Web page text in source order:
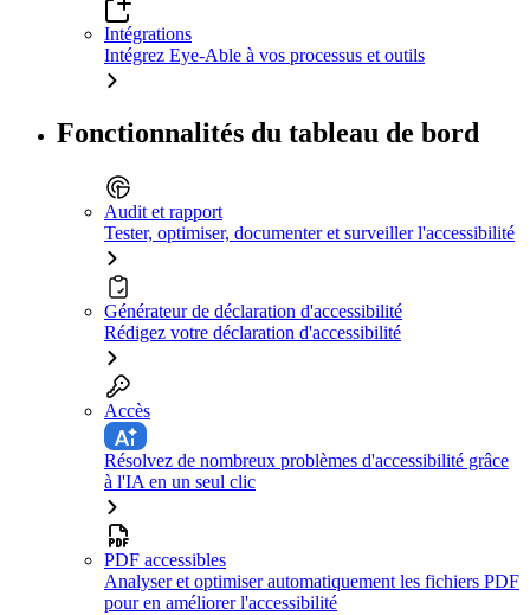
Intégrations
Intégrez Eye-Able à vos processus et outils
Fonctionnalités du tableau de bord
Audit et rapport
Tester, optimiser, documenter et surveiller l'accessibilité
Générateur de déclaration d'accessibilité
Rédigez votre déclaration d'accessibilité
Accès
Résolvez de nombreux problèmes d'accessibilité grâce
à l'IA en un seul clic
PDF accessibles
Analyser et optimiser automatiquement les fichiers PDF
pour en améliorer l'accessibilité